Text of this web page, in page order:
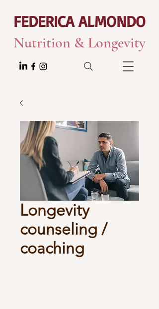
FEDERICA ALMONDO
Nutrition & Longevity
Longevity
counseling /
coaching